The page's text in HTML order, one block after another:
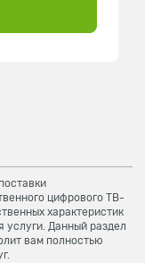
цифрового ТВ-
характеристик
услуги. Данный раздел
вам полностью